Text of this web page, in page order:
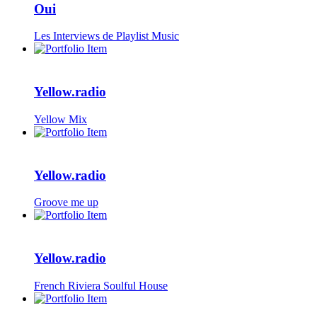
Oui
Les Interviews de Playlist Music
Yellow.radio
Yellow Mix
Yellow.radio
Groove me up
Yellow.radio
French Riviera Soulful House